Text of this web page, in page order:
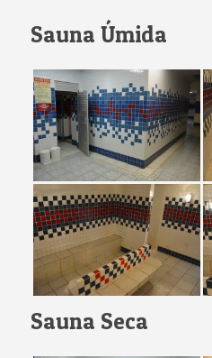
Sauna Úmida
Sauna Seca